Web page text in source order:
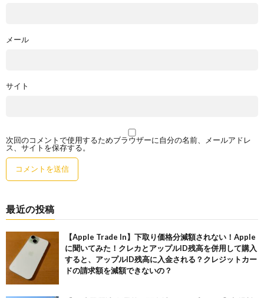
メール
サイト
次回のコメントで使用するためブラウザーに自分の名前、メールアドレ
ス、サイトを保存する。
最近の投稿
【Apple Trade In】下取り価格分減額されない！Apple
に聞いてみた！クレカとアップルID残高を併用して購入
すると、アップルID残高に入金される？クレジットカー
ドの請求額を減額できないの？